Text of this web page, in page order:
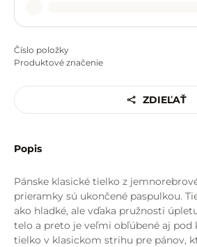
Číslo položky
Produktové značenie
ZDIEĽAŤ
Popis
Pánske klasické tielko z
prieramky sú ukončené paspulkou.
ako hladké, ale vďaka pružnosti
telo a preto je veľmi obľúbené aj pod
tielko v klasickom strihu pre pánov,